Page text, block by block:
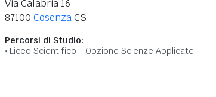
Via Calabria 16
87100 CosenzaCS
Percorsi di Studio:
Liceo Scientifico - Opzione Scienze Applicate